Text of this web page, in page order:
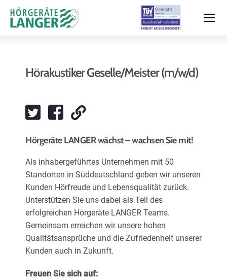
Leistungen & Service
Karriere
Hörakustiker Geselle/Meister (m/w/d)
Hörgeräte LANGER wächst – wachsen Sie mit!
Als inhabergeführtes Unternehmen mit 50
Standorten in Süddeutschland geben wir unseren
Kunden Hörfreude und Lebensqualität zurück.
Unterstützen Sie uns dabei als Teil des
erfolgreichen Hörgeräte LANGER Teams.
Gemeinsam erreichen wir unsere hohen
Qualitätsansprüche und die Zufriedenheit unserer
Kunden auch in Zukunft.
Freuen Sie sich auf: